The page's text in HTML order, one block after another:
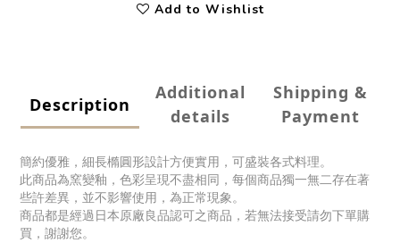
Add to Wishlist
Description
Additional
details
Shipping &
Payment
簡約優雅，細長橢圓形設計方便實用，可盛裝各式料理。
此商品為窯變釉，色彩呈現不盡相同，每個商品獨一無二存在著
些許差異，並不影響使用，為正常現象。
商品都是經過日本原廠良品認可之商品，若無法接受請勿下單購
買，謝謝您。